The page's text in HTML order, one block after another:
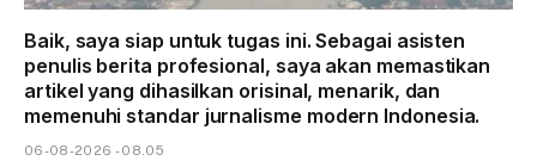
Baik, saya siap untuk tugas ini. Sebagai asisten
penulis berita profesional, saya akan memastikan
artikel yang dihasilkan orisinal, menarik, dan
memenuhi standar jurnalisme modern Indonesia.
06-08-2026 - 08.05